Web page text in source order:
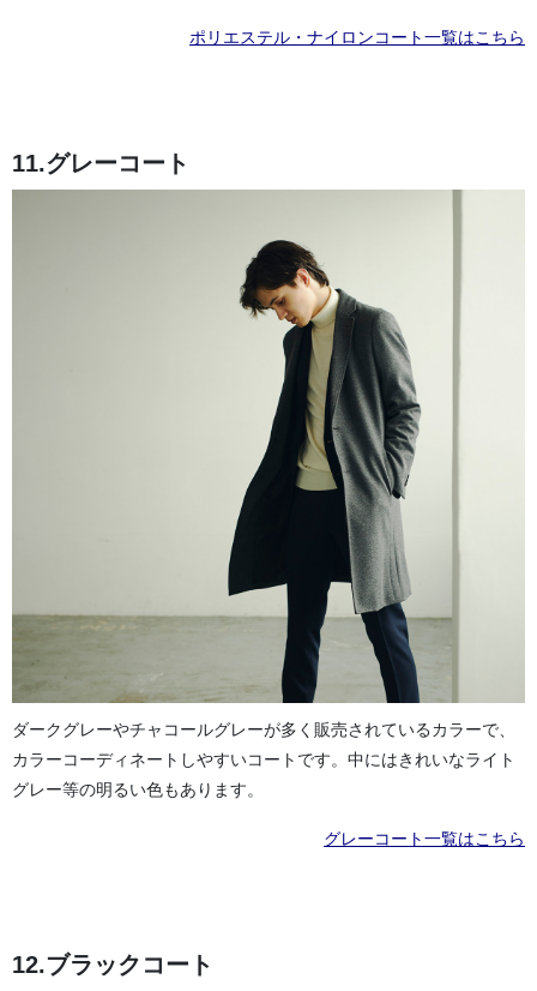
ポリエステル・ナイロンコート一覧はこちら
11.グレーコート
ダークグレーやチャコールグレーが多く販売されているカラーで、
カラーコーディネートしやすいコートです。中にはきれいなライト
グレー等の明るい色もあります。
グレーコート一覧はこちら
12.ブラックコート